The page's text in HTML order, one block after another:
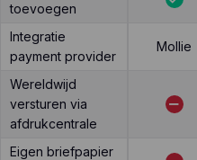
toevoegen
Integratie
payment provider
Mollie
Wereldwijd
versturen via
afdrukcentrale
Eigen briefpapier